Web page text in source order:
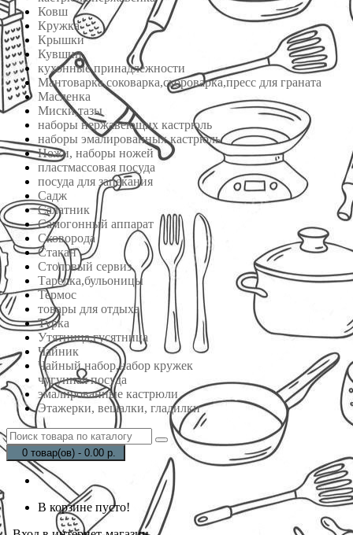
Ковш
Кружка
Крышки
Кувшин
кухонные принадлежности
Мантоварка,соковарка,скороварка,пресс для граната
Масленка
Миски,тазы
наборы нержавеющих кастрюль
наборы эмалированных кастрюль
Ножи, наборы ножей
пластмассовая посуда
посуда для запекания
Садж
Салатник
Самогонный аппарат
Сковорода
Стакан
Столовый сервиз
Тарелка,бульоницы
Термос
товары для отдыха
Турка
Утятница,гусятница
Чайник
Чайный набор,набор кружек
чугунная посуда
эмалированные кастрюли
Этажерки, вешалки, гладилки
0 товар(ов) - 0.00 р.
В корзине пусто!